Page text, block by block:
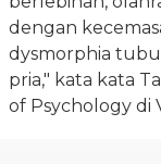
dengan
dysmorphia
pria," kata kata
of Psychology di